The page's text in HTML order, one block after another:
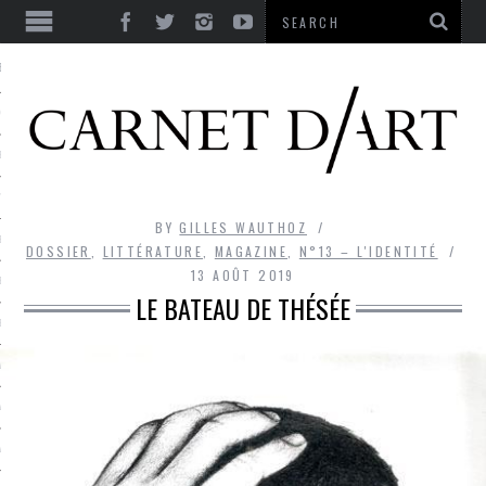
ULTIME
RIRE
LIBERTÉ
BEAUTÉ
FOLIE
BYGILLES WAUTHOZ
DOSSIER
LITTÉRATURE MAGAZINE
N°13 – L'IDENTITÉ
13 AOÛT 2019
LE BATEAU DE THÉSÉE